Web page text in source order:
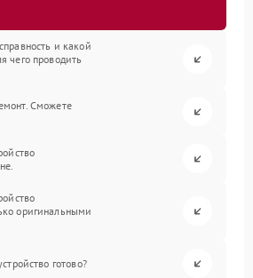
и какой
чего проводить
Сможете
оригинальными
готово?